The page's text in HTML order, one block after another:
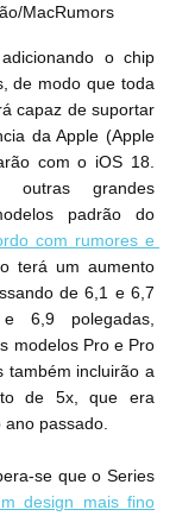
MacRumors
o chip
de modo que toda
da Apple (Apple
o ‌iOS 18‌.
outras grandes
padrão do
com rumores e
terá um aumento
de 6,1 e 6,7
6,9 polegadas,
modelos Pro e Pro
também incluirão a
de 5x, que era
passado.
se que o Series
design mais fino